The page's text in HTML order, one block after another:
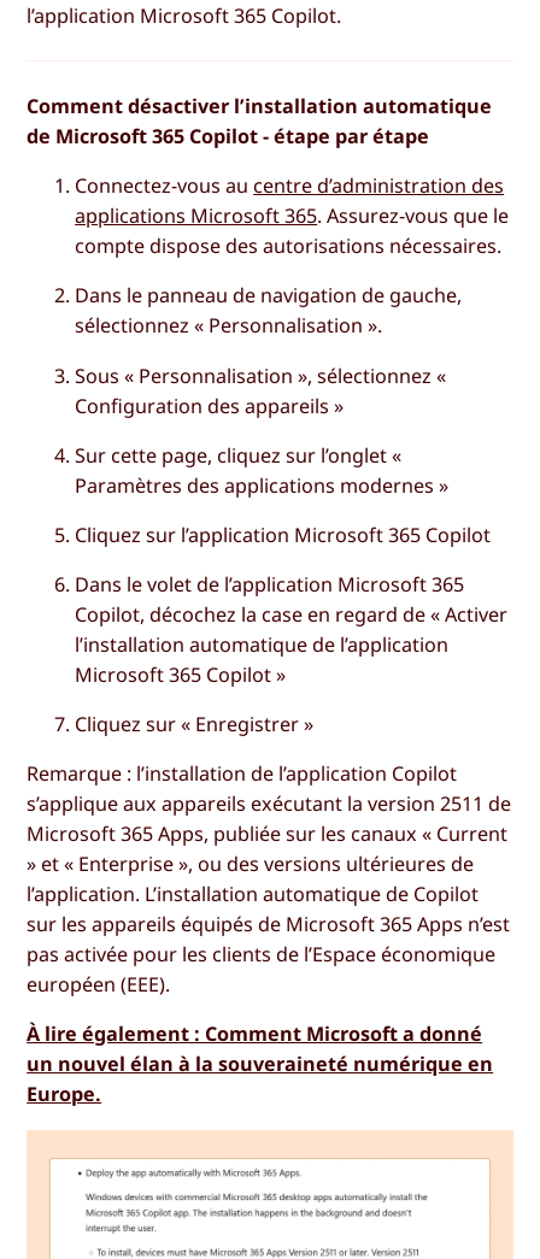
l’application Microsoft 365 Copilot.
Comment désactiver l’installation automatique
de Microsoft 365 Copilot - étape par étape
Connectez-vous au centre d’administration des
applications Microsoft 365. Assurez-vous que le
compte dispose des autorisations nécessaires.
Dans le panneau de navigation de gauche,
sélectionnez « Personnalisation ».
Sous « Personnalisation », sélectionnez «
Configuration des appareils »
Sur cette page, cliquez sur l’onglet «
Paramètres des applications modernes »
Cliquez sur l’application Microsoft 365 Copilot
Dans le volet de l’application Microsoft 365
Copilot, décochez la case en regard de «Activer
l’installation automatique de l’application
Microsoft 365 Copilot»
Cliquez sur « Enregistrer»
Remarque : l’installation de l’application Copilot
s’applique aux appareils exécutant la version 2511 de
Microsoft 365 Apps, publiée sur les canaux « Current
» et « Enterprise », ou des versions ultérieures de
l’application. L’installation automatique de Copilot
sur les appareils équipés de Microsoft 365 Apps n’est
pas activée pour les clients de l’Espace économique
européen (EEE).
À lire également : Comment Microsoft a donné
un nouvel élan à la souveraineté numérique en
Europe.